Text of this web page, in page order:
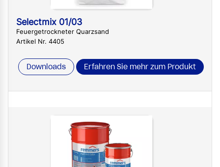
Selectmix 01/03
Feuergetrockneter Quarzsand
Artikel Nr. 4405
Downloads Erfahren Sie mehr zum Produkt